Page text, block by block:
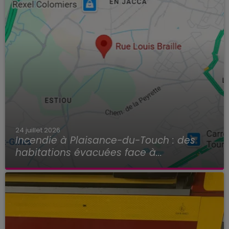
24 juillet 2026
Incendie à Plaisance-du-Touch : des
habitations évacuées face à...